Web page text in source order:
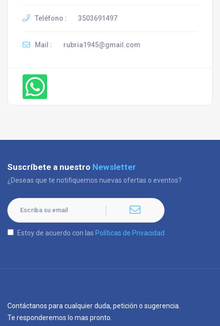
Teléfono : 3503691497
Mail : rubria1945@gmail.com
Suscríbete a nuestro Newsletter
¿Deseas que te notifiquemos nuevas ofertas o eventos?
Estoy de acuerdo con las Políticas de Privacidad
Contáctanos para cualquier duda, petición o sugerencia.
Te responderemos lo mas pronto.